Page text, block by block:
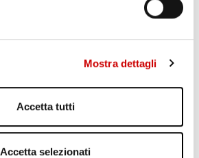
Mostra dettagli
Accetta tutti
Accetta selezionati